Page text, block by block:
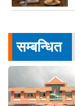
सम्बन्धित